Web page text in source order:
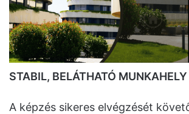
STABIL, BELÁTHATÓ MUNKAHELY
A képzés sikeres elvégzését